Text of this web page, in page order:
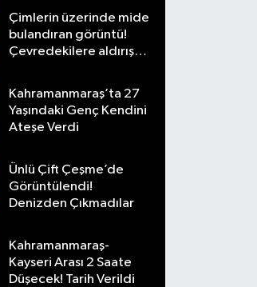
Çimlerin üzerinde mide
bulandıran görüntü!
Çevredekilere aldırış
Kahramanmaraş’ta 27
Yaşındaki Genç Kendini
Ateşe Verdi
Ünlü Çift Çeşme’de
Görüntülendi!
Denizden Çıkmadılar
Kahramanmaraş-
Kayseri Arası 2 Saate
Düşecek! Tarih Verildi